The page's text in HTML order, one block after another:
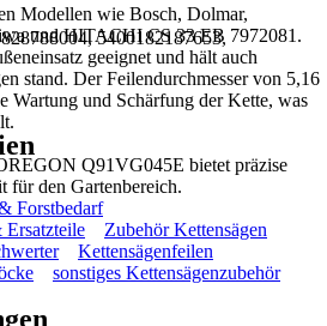
5400182187653,
Modellen wie Bosch, Dolmar,
und HITACHI CS 33 EB 7972081.
geeignet und hält auch
stand. Der Feilendurchmesser von 5,16
Wartung und Schärfung der Kette, was
Q91VG045E bietet präzise
für den Gartenbereich.
Forstbedarf
Ersatzteile
Zubehör Kettensägen
Kettensägenfeilen
sonstiges Kettensägenzubehör